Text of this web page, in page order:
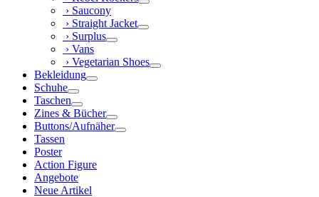
› Saucony
› Straight Jacket
› Surplus
› Vans
› Vegetarian Shoes
Bekleidung
Schuhe
Taschen
Zines & Bücher
Buttons/Aufnäher
Tassen
Poster
Action Figure
Angebote
Neue Artikel